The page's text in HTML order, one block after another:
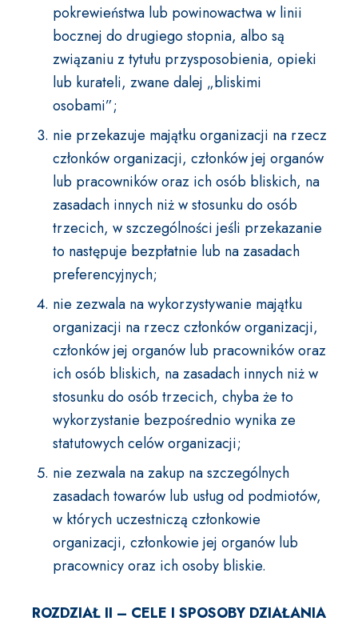
pokrewieństwa lub powinowactwa w linii
bocznej do drugiego stopnia, albo są
związaniu z tytułu przysposobienia, opieki
lub kurateli, zwane dalej „bliskimi
osobami”;
nie przekazuje majątku organizacji na rzecz
członków organizacji, członków jej organów
lub pracowników oraz ich osób bliskich, na
zasadach innych niż w stosunku do osób
trzecich, w szczególności jeśli przekazanie
to następuje bezpłatnie lub na zasadach
preferencyjnych;
nie zezwala na wykorzystywanie majątku
organizacji na rzecz członków organizacji,
członków jej organów lub pracowników oraz
ich osób bliskich, na zasadach innych niż w
stosunku do osób trzecich, chyba że to
wykorzystanie bezpośrednio wynika ze
statutowych celów organizacji;
nie zezwala na zakup na szczególnych
zasadach towarów lub usług od podmiotów,
w których uczestniczą członkowie
organizacji, członkowie jej organów lub
pracownicy oraz ich osoby bliskie.
ROZDZIAŁ II – CELE I SPOSOBY DZIAŁANIA